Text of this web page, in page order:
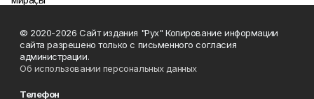
© 2020-2026 Сайт издания "Рух" Копирование информации
сайта разрешено только с письменного согласия
администрации.
Об использовании персональных данных
Телефон